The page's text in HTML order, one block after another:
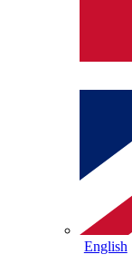
English